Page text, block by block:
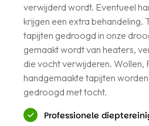
verwijderd wordt. Eventueel
krijgen een extra behandeling.
tapijten gedroogd in onze
gemaakt wordt van heaters,
die vocht verwijderen. Wollen,
handgemaakte tapijten
gedroogd met tocht.
Professionele